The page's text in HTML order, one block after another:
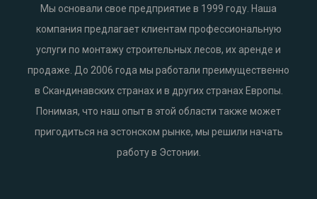
Мы основали свое предприятие в 1999 году. Наша
компания предлагает клиентам профессиональную
услуги по монтажу строительных лесов, их аренде и
продаже. До 2006 года мы работали преимущественно
в Скандинавских странах и в других странах Европы.
Понимая, что наш опыт в этой области также может
пригодиться на эстонском рынке, мы решили начать
работу в Эстонии.